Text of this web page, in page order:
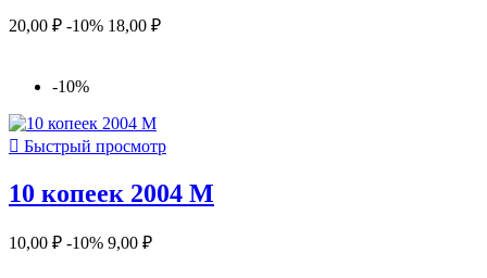
20,00 ₽ -10% 18,00 ₽
-10%
 Быстрый просмотр
10 копеек 2004 М
10,00 ₽ -10% 9,00 ₽